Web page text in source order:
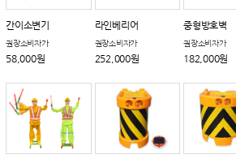
간이소변기
권장소비자가
58,000원
라인베리어
권장소비자가
252,000원
중형방호벽
권장소비자가
182,000원